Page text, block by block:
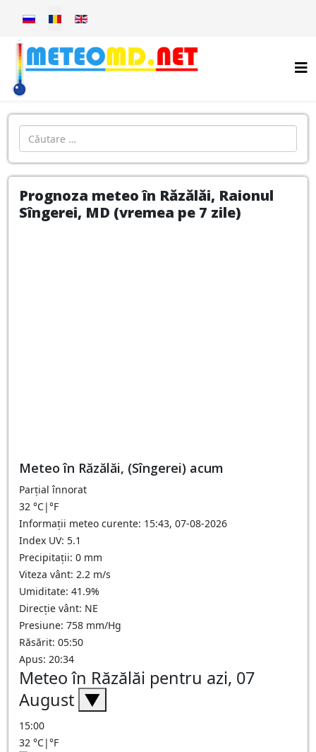
Selectați limba dvs
Introdu localitatea:
Prognoza meteo în Răzălăi, Raionul
Sîngerei, MD (vremea pe 7 zile)
Meteo în Răzălăi, (Sîngerei) acum
Parțial înnorat
32 °C|°F
Informații meteo curente: 15:43, 07-08-2026
Index UV: 5.1
Precipitații: 0 mm
Viteza vânt: 2.2 m/s
Umiditate: 41.9%
Direcție vânt: NE
Presiune: 758 mm/Hg
Răsărit: 05:50
Apus: 20:34
Meteo în Răzălăi pentru azi, 07
August ▼
15:00
32 °C|°F